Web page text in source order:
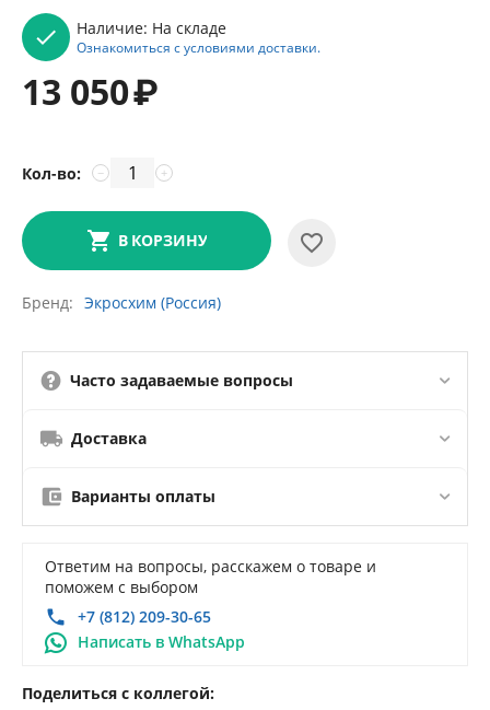
Наличие: На складе
Ознакомиться с условиями доставки.
13 050₽
Кол-во: +
−
В КОРЗИНУ
Бренд Экросхим (Россия)
Часто задаваемые вопросы
Доставка
Варианты оплаты
Ответим на вопросы, расскажем о товаре и
поможем с выбором
+7 (812) 209-30-65
Написать в WhatsApp
Поделиться с коллегой: